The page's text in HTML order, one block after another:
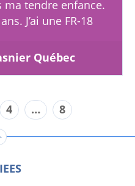
ma tendre enfance.
J’ai une FR-18
Québec
4 … 8